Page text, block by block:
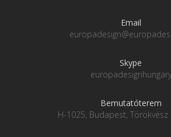
Email
Skype
europadesignhungary
Bemutatóterem
H-1025, Budapest, Törökvész